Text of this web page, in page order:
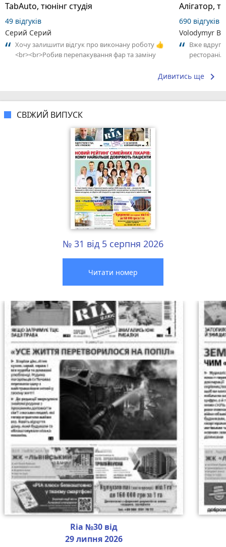
TabAuto, тюнінг студія
49 відгуків
Серий Серий
Хочу залишити відгук про виконану роботу 👍
<br><br>Робив перепакування фар та заміну
690 відгуків
Volodymyr
Вже
ресторані.
Дивитись ще keyboard_arrow_right
СВІЖИЙ ВИПУСК
№ 31 від 5 серпня 2026
Читати номер
Ria №30 від
29 липня 2026